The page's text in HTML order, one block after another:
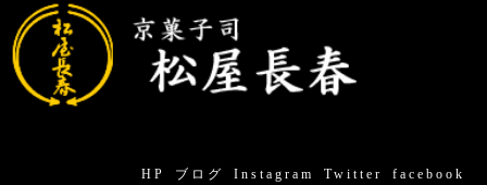
HP ブログ Instagram Twitter facebook